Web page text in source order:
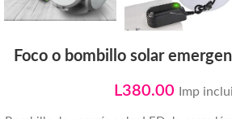
Foco o bombillo solar
L380.00 Imp